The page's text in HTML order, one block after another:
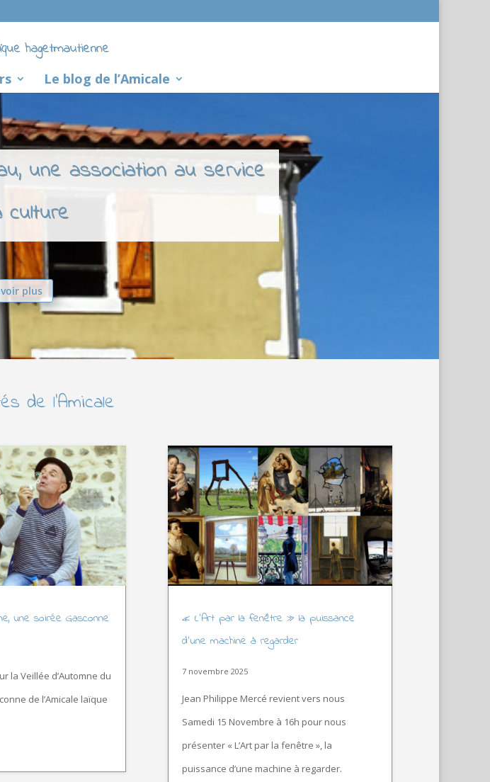
Le blog de l’Amicale
une association au service
culture
plus
de l’Amicale
une soirée Gasconne
la Veillée d’Automne du
de l’Amicale laïque
« L’Art par la fenêtre » la puissance
d’une machine à regarder
7 novembre 2025
Jean Philippe Mercé revient vers nous
Samedi 15 Novembre à 16h pour nous
présenter « L’Art par la fenêtre », la
puissance d’une machine à regarder.